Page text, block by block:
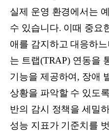
실제 운영 환경에서는
수 있습니다. 이때 중요
애를 감지하고 대응하
는 트랩(TRAP) 연동을
기능을 제공하여, 장애
상황을 파악할 수 있도
반의 감시 정책을 세밀
성능 지표가 기준치를